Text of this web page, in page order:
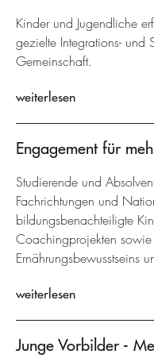
Kinder und Jugendliche
gezielte Integrations- und
Gemeinschaft.
weiterlesen
Engagement für
Studierende und
Fachrichtungen und
bildungsbenachteiligte
Coachingprojekten sowie
Ernährungsbewusstseins
weiterlesen
Junge Vorbilder -